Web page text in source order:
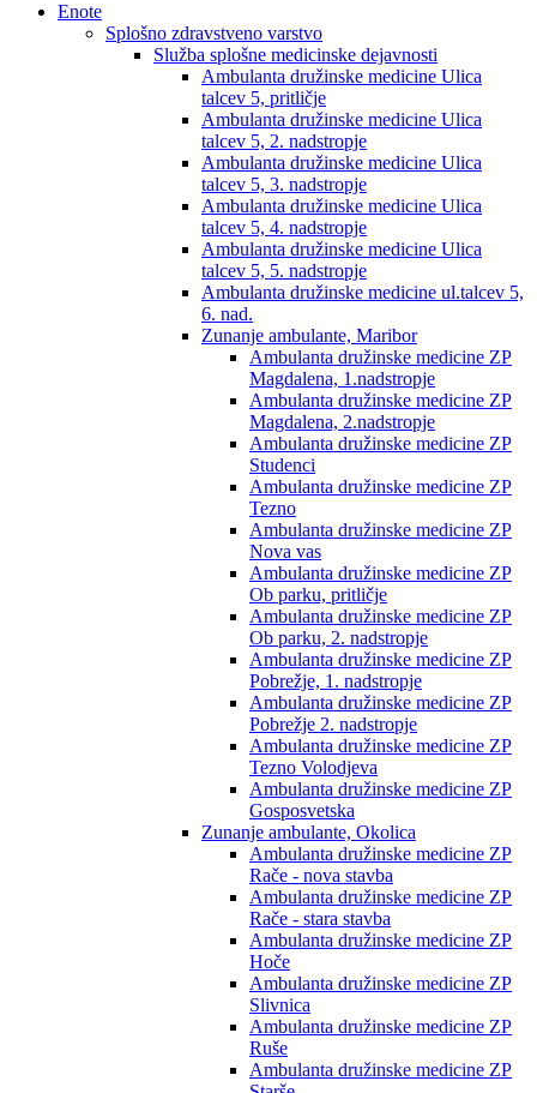
Enote
Splošno zdravstveno varstvo
Služba splošne medicinske dejavnosti
Ambulanta družinske medicine Ulica
talcev 5, pritličje
Ambulanta družinske medicine Ulica
talcev 5, 2. nadstropje
Ambulanta družinske medicine Ulica
talcev 5, 3. nadstropje
Ambulanta družinske medicine Ulica
talcev 5, 4. nadstropje
Ambulanta družinske medicine Ulica
talcev 5, 5. nadstropje
Ambulanta družinske medicine ul.talcev 5,
6. nad.
Zunanje ambulante, Maribor
Ambulanta družinske medicine ZP
Magdalena, 1.nadstropje
Ambulanta družinske medicine ZP
Magdalena, 2.nadstropje
Ambulanta družinske medicine ZP
Studenci
Ambulanta družinske medicine ZP
Tezno
Ambulanta družinske medicine ZP
Nova vas
Ambulanta družinske medicine ZP
Ob parku, pritličje
Ambulanta družinske medicine ZP
Ob parku, 2. nadstropje
Ambulanta družinske medicine ZP
Pobrežje, 1. nadstropje
Ambulanta družinske medicine ZP
Pobrežje 2. nadstropje
Ambulanta družinske medicine ZP
Tezno Volodjeva
Ambulanta družinske medicine ZP
Gosposvetska
Zunanje ambulante, Okolica
Ambulanta družinske medicine ZP
Rače - nova stavba
Ambulanta družinske medicine ZP
Rače - stara stavba
Ambulanta družinske medicine ZP
Hoče
Ambulanta družinske medicine ZP
Slivnica
Ambulanta družinske medicine ZP
Ruše
Ambulanta družinske medicine ZP